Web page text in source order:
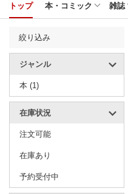
トップ 本・コミック 雑誌
絞り込み
ジャンル
本 (1)
在庫状況
注文可能
在庫あり
予約受付中